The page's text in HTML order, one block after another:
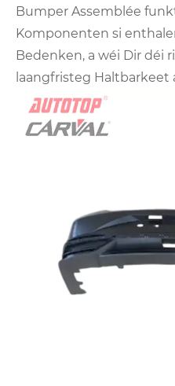
Bumper Assemblée
Komponenten si
Bedenken, a wéi Dir déi
laangfristeg Haltbarkeet